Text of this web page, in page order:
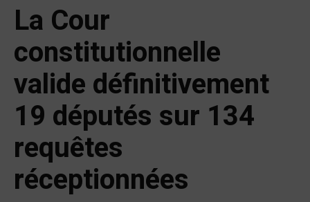
La Cour
constitutionnelle
valide définitivement
19 députés sur 134
requêtes
réceptionnées